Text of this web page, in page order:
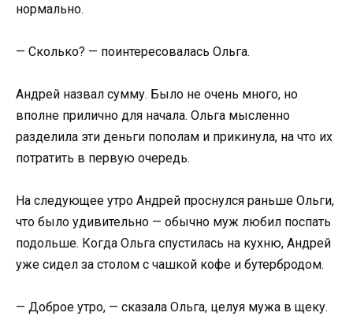
нормально.
— Сколько? — поинтересовалась Ольга.
Андрей назвал сумму. Было не очень много, но
вполне прилично для начала. Ольга мысленно
разделила эти деньги пополам и прикинула, на что их
потратить в первую очередь.
На следующее утро Андрей проснулся раньше Ольги,
что было удивительно — обычно муж любил поспать
подольше. Когда Ольга спустилась на кухню, Андрей
уже сидел за столом с чашкой кофе и бутербродом.
— Доброе утро, — сказала Ольга, целуя мужа в щеку.